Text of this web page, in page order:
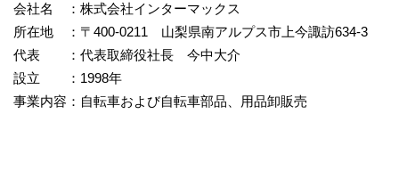
会社名 ：株式会社インターマックス
所在地 ：〒400-0211 山梨県南アルプス市上今諏訪634-3
代表 ：代表取締役社長 今中大介
設立 ：1998年
事業内容：自転車および自転車部品、用品卸販売